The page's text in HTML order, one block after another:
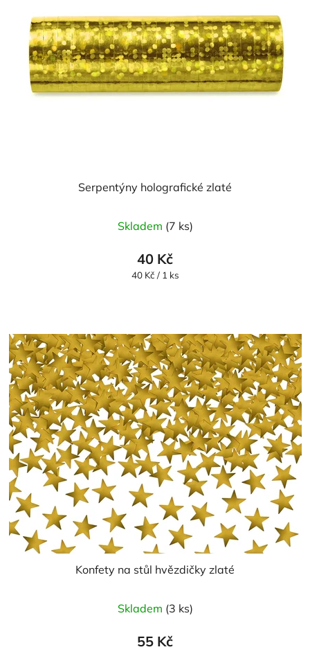
Serpentýny holografické zlaté
Skladem (7 ks)
40 Kč
Měrná
40 Kč / 1 ks
Konfety na stůl hvězdičky zlaté
Skladem (3 ks)
55 Kč